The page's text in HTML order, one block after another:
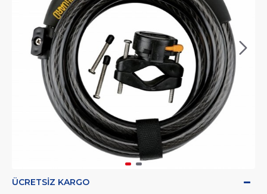
ÜCRETSIZ KARGO